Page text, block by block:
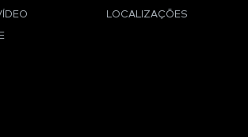
LOCALIZAÇÕES